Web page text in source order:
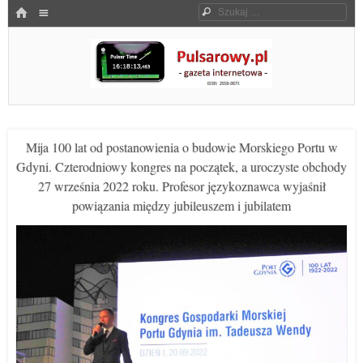
HOME Szukaj
Pulsarowy.pl
Mija 100 lat od postanowienia o budowie Morskiego Portu w
Gdyni. Czterodniowy kongres na początek, a uroczyste obchody
27 września 2022 roku. Profesor językoznawca wyjaśnił
powiązania między jubileuszem i jubilatem